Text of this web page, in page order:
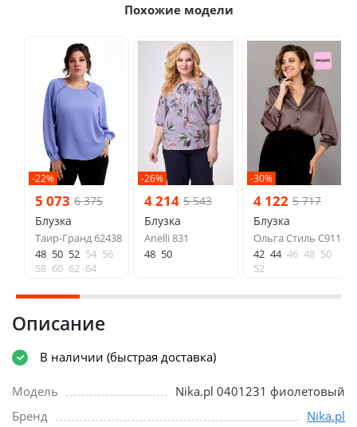
Похожие модели
-22%
5 073 6 375
Блузка
Таир-Гранд 62438
48 50 52 54 56
58 60 62 64
-26%
4 214 5 543
Блузка
Anelli 831
48 50
-30%
4 122 5 717
Блузка
Ольга Стиль С911
42 44 46 48 50
52
Описание
В наличии (быстрая доставка)
Модель
Nika.pl 0401231 фиолетовый
Бренд
Nika.pl